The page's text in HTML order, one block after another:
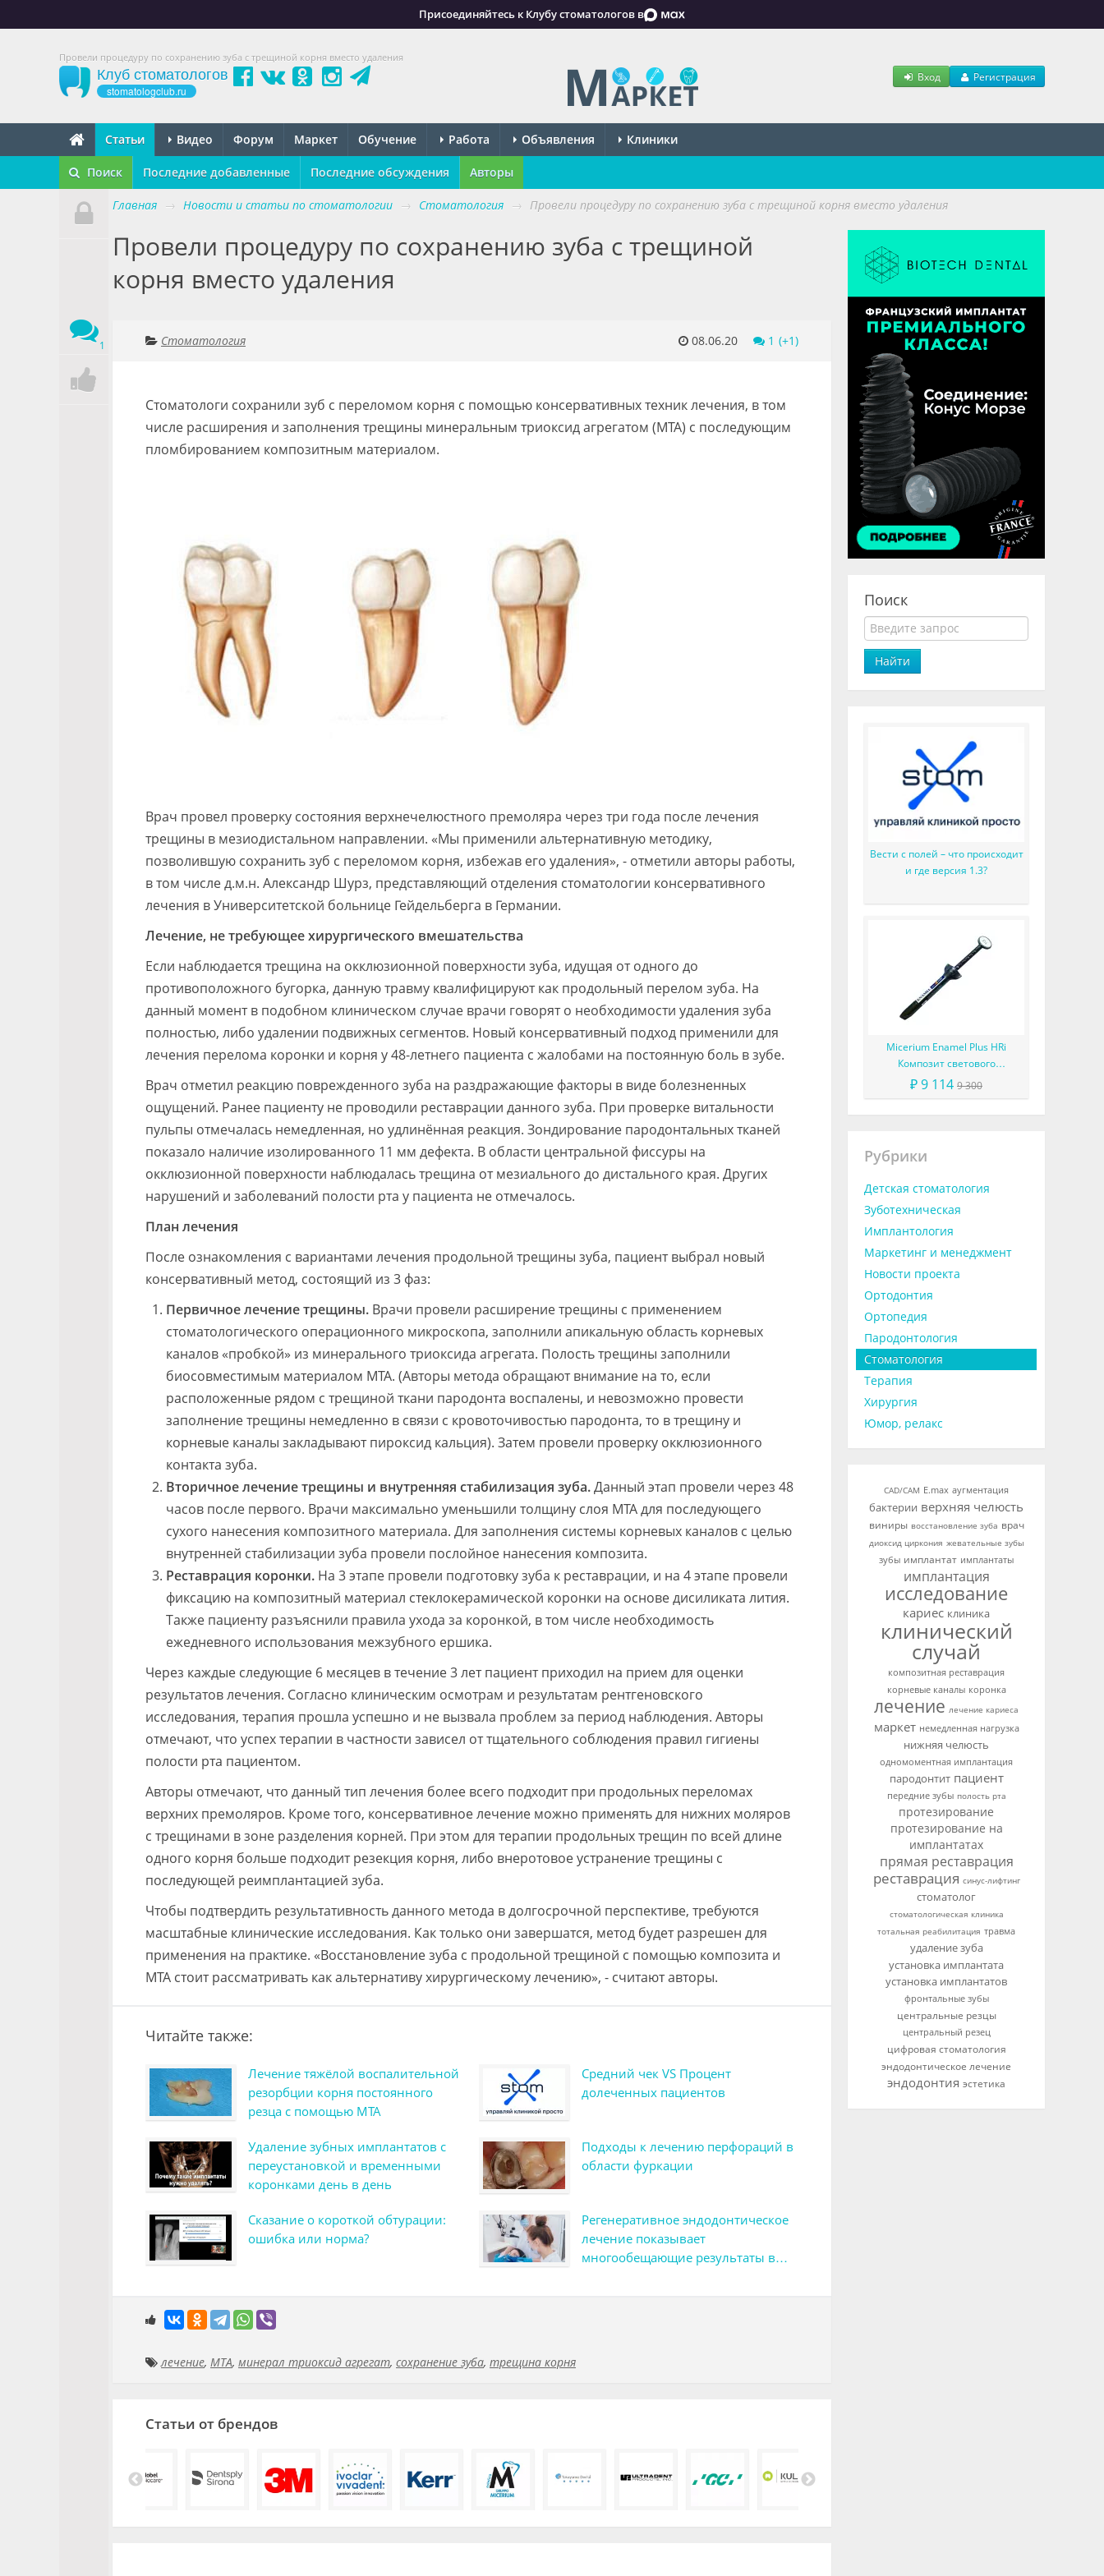
Присоединяйтесь к Клубу стоматологов в
Провели процедуру по сохранению зуба с трещиной корня вместо удаления
Клуб стоматологов
stomatologclub.ru
Вход Регистрация
Статьи Видео Форум Маркет Обучение Работа Объявления Клиники
Поиск Последние добавленные Последние обсуждения Авторы
1
Главная → Новости и статьи по стоматологии → Стоматология → Провели процедуру по сохранению зуба с трещиной корня вместо удаления
Провели процедуру по сохранению зуба с трещиной
корня вместо удаления
Стоматология 08.06.20 1
Стоматологи сохранили зуб с переломом корня с помощью консервативных техник лечения, в том
числе расширения и заполнения трещины минеральным триоксид агрегатом (МТА) с последующим
пломбированием композитным материалом.
Врач провел проверку состояния верхнечелюстного премоляра через три года после лечения
трещины в мезиодистальном направлении. «Мы применили альтернативную методику,
позволившую сохранить зуб с переломом корня, избежав его удаления», - отметили авторы работы,
в том числе д.м.н. Александр Шурз, представляющий отделения стоматологии консервативного
лечения в Университетской больнице Гейдельберга в Германии.
Лечение, не требующее хирургического вмешательства
Если наблюдается трещина на окклюзионной поверхности зуба, идущая от одного до
противоположного бугорка, данную травму квалифицируют как продольный перелом зуба. На
данный момент в подобном клиническом случае врачи говорят о необходимости удаления зуба
полностью, либо удалении подвижных сегментов. Новый консервативный подход применили для
лечения перелома коронки и корня у 48-летнего пациента с жалобами на постоянную боль в зубе.
Врач отметил реакцию поврежденного зуба на раздражающие факторы в виде болезненных
ощущений. Ранее пациенту не проводили реставрации данного зуба. При проверке витальности
пульпы отмечалась немедленная, но удлинённая реакция. Зондирование пародонтальных тканей
показало наличие изолированного 11 мм дефекта. В области центральной фиссуры на
окклюзионной поверхности наблюдалась трещина от мезиального до дистального края. Других
нарушений и заболеваний полости рта у пациента не отмечалось.
План лечения
После ознакомления с вариантами лечения продольной трещины зуба, пациент выбрал новый
консервативный метод, состоящий из 3 фаз:
Первичное лечение трещины. Врачи провели расширение трещины с применением
стоматологического операционного микроскопа, заполнили апикальную область корневых
каналов «пробкой» из минерального триоксида агрегата. Полость трещины заполнили
биосовместимым материалом МТА. (Авторы метода обращают внимание на то, если
расположенные рядом с трещиной ткани пародонта воспалены, и невозможно провести
заполнение трещины немедленно в связи с кровоточивостью пародонта, то в трещину и
корневые каналы закладывают пироксид кальция). Затем провели проверку окклюзионного
контакта зуба.
Вторичное лечение трещины и внутренняя стабилизация зуба.Данный этап провели через 48
часов после первого. Врачи максимально уменьшили толщину слоя МТА для последующего
сухого нанесения композитного материала. Для заполнения системы корневых каналов с целью
внутренней стабилизации зуба провели послойное нанесения композита.
Реставрация коронки. На 3 этапе провели подготовку зуба к реставрации, и на 4 этапе провели
фиксацию на композитный материал стеклокерамической коронки на основе дисиликата лития.
Также пациенту разъяснили правила ухода за коронкой, в том числе необходимость
ежедневного использования межзубного ершика.
Через каждые следующие 6 месяцев в течение 3 лет пациент приходил на прием для оценки
результатов лечения. Согласно клиническим осмотрам и результатам рентгеновского
исследования, терапия прошла успешно и не вызвала проблем за период наблюдения. Авторы
отмечают, что успех терапии в частности зависел от тщательного соблюдения правил гигиены
полости рта пациентом.
Авторы отмечают, что данный тип лечения более всего подходит при продольных переломах
верхних премоляров. Кроме того, консервативное лечение можно применять для нижних моляров
с трещинами в зоне разделения корней. При этом для терапии продольных трещин по всей длине
одного корня больше подходит резекция корня, либо внеротовое устранение трещины с
последующей реимплантацией зуба.
Чтобы подтвердить результативность данного метода в долгосрочной перспективе, требуются
масштабные клинические исследования. Как только они завершатся, метод будет разрешен для
применения на практике. «Восстановление зуба с продольной трещиной с помощью композита и
МТА стоит рассматривать как альтернативу хирургическому лечению», - считают авторы.
Читайте также:
Лечение тяжёлой воспалительной
резорбции корня постоянного
резца с помощью МТА
Средний чек VS Процент
долеченных пациентов
Удаление зубных имплантатов с
переустановкой и временными
коронками день в день
Подходы к лечению перфораций в
области фуркации
Сказание о короткой обтурации:
ошибка или норма?
Регенеративное эндодонтическое
лечение показывает
многообещающие результаты в
лечение, МТА, минерал триоксид агрегат, сохранение зуба, трещина корня
Статьи от брендов
Поиск
Найти
Вести с полей – что происходит
и где версия 1.3?
Micerium Enamel Plus HRi
Композит светового
отверждения в шприце
₽ 9 114 9 300
Рубрики
Детская стоматология
Зуботехническая
Имплантология
Маркетинг и менеджмент
Новости проекта
Ортодонтия
Ортопедия
Пародонтология
Стоматология
Терапия
Хирургия
Юмор, релакс
CAD/CAM E.max аугментация
бактерии верхняя челюсть
виниры восстановление зуба врач
диоксид циркония жевательные зубы
зубы имплантат имплантаты
имплантация
исследование
кариес клиника
клинический
случай
композитная реставрация
корневые каналы коронка
лечение лечение кариеса
маркет немедленная нагрузка
нижняя челюсть
одномоментная имплантация
пародонтит пациент
передние зубы полость рта
протезирование
протезирование на
имплантатах
прямая реставрация
реставрация синус-лифтинг
стоматолог
стоматологическая клиника
тотальная реабилитация травма
удаление зуба
установка имплантата
установка имплантатов
фронтальные зубы
центральные резцы
центральный резец
цифровая стоматология
эндодонтическое лечение
эндодонтия эстетика